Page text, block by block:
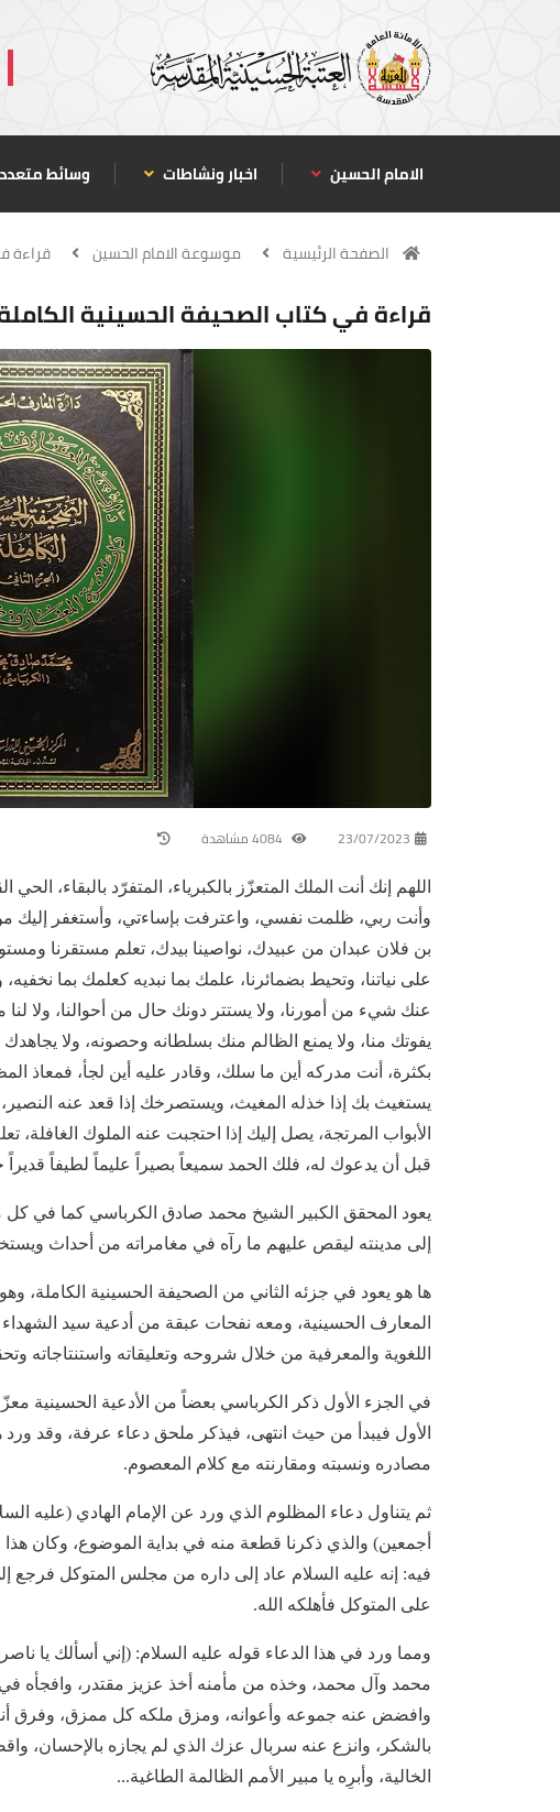
الامام الحسين اخبار ونشاطات وسائط
الصفحة الرئيسية موسوعة الامام الحسين قراءة
قراءة في كتاب الصحيفة الحسينية
23/07/2023
اللهم إنك أنت الملك المتعزّز بالكبرياء، المتفرّد بالبقاء، الحي
وأنت ربي، ظلمت نفسي، واعترفت بإساءتي، وأستغفر إليك من
بن فلان عبدان من عبيدك، نواصينا بيدك، تعلم مستقرنا
على نياتنا، وتحيط بضمائرنا، علمك بما نبديه كعلمك بما
عنك شيء من أمورنا، ولا يستتر دونك حال من أحوالنا، ولا
يفوتك منا، ولا يمنع الظالم منك بسلطانه وحصونه، ولا
بكثرة، أنت مدركه أين ما سلك، وقادر عليه أين لجأ، فمعاذ
يستغيث بك إذا خذله المغيث، ويستصرخك إذا قعد عنه النصير،
الأبواب المرتجة، يصل إليك إذا احتجبت عنه الملوك
قبل أن يدعوك له، فلك الحمد سميعاً بصيراً عليماً لطيفاً قديراً
يعود المحقق الكبير الشيخ محمد صادق الكرباسي كما في كل
إلى مدينته ليقص عليهم ما رآه في مغامراته من أحداث
ها هو يعود في جزئه الثاني من الصحيفة الحسينية الكاملة،
المعارف الحسينية، ومعه نفحات عبقة من أدعية سيد
اللغوية والمعرفية من خلال شروحه وتعليقاته واستنتاجاته
في الجزء الأول ذكر الكرباسي بعضاً من الأدعية الحسينية
الأول فيبدأ من حيث انتهى، فيذكر ملحق دعاء عرفة، وقد
مصادره ونسبته ومقارنته مع كلام المعصوم.
ثم يتناول دعاء المظلوم الذي ورد عن الإمام الهادي (عليه
أجمعين) والذي ذكرنا قطعة منه في بداية الموضوع، وكان
فيه: إنه عليه السلام عاد إلى داره من مجلس المتوكل فرجع
على المتوكل فأهلكه الله.
ومما ورد في هذا الدعاء قوله عليه السلام: (إني أسألك يا
محمد وآل محمد، وخذه من مأمنه أخذ عزيز مقتدر، وافجأه
وافضض عنه جموعه وأعوانه، ومزق ملكه كل ممزق، وفرق
بالشكر، وانزع عنه سربال عزك الذي لم يجازه بالإحسان،
الخالية، وأبرِه يا مبير الأمم الظالمة الطاغية...